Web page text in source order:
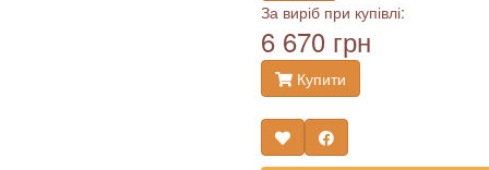
За виріб при купівлі:
6 670 грн
Купити